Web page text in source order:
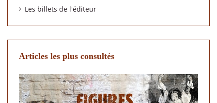
Les billets de l'éditeur
Articles les plus consultés